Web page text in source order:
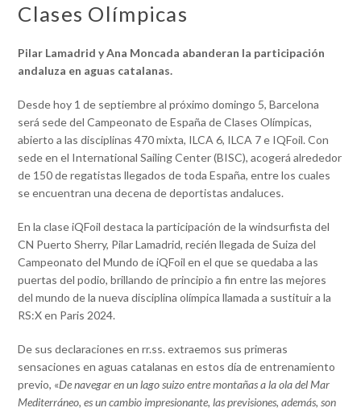
Clases Olímpicas
Pilar Lamadrid y Ana Moncada abanderan la participación
andaluza en aguas catalanas.
Desde hoy 1 de septiembre al próximo domingo 5, Barcelona
será sede del Campeonato de España de Clases Olímpicas,
abierto a las disciplinas 470 mixta, ILCA 6, ILCA 7 e IQFoil. Con
sede en el International Sailing Center (BISC), acogerá alrededor
de 150 de regatistas llegados de toda España, entre los cuales
se encuentran una decena de deportistas andaluces.
En la clase iQFoil destaca la participación de la windsurfista del
CN Puerto Sherry, Pilar Lamadrid, recién llegada de Suiza del
Campeonato del Mundo de iQFoil en el que se quedaba a las
puertas del podio, brillando de principio a fin entre las mejores
del mundo de la nueva disciplina olímpica llamada a sustituir a la
RS:X en Paris 2024.
De sus declaraciones en rr.ss. extraemos sus primeras
sensaciones en aguas catalanas en estos día de entrenamiento
previo, «De navegar en un lago suizo entre montañas a la ola del Mar
Mediterráneo, es un cambio impresionante, las previsiones, además, son